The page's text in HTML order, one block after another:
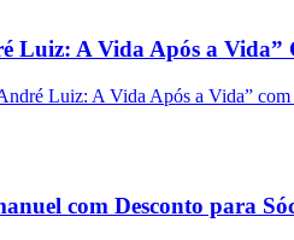
Luiz: A Vida Após a Vida”
Luiz: A Vida Após a Vida”
com Desconto para